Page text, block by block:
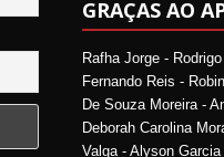
GRAÇAS AO
Rafha Jorge -
Fernando Reis -
De Souza Moreira -
Deborah Carolina
Valga - Alyson